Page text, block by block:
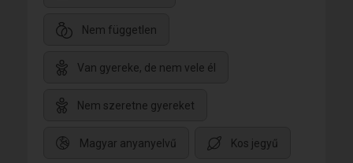
Nem független
Van gyereke, de nem vele él
Nem szeretne gyereket
Magyar anyanyelvű Kos jegyű